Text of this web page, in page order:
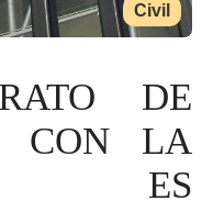
Civil
DE
CON LA
ES